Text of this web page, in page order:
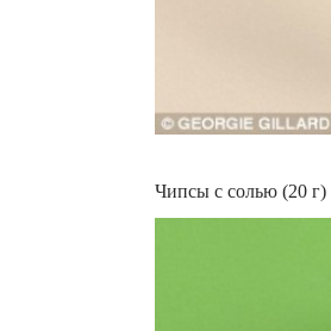
Чипсы с солью (20 г)